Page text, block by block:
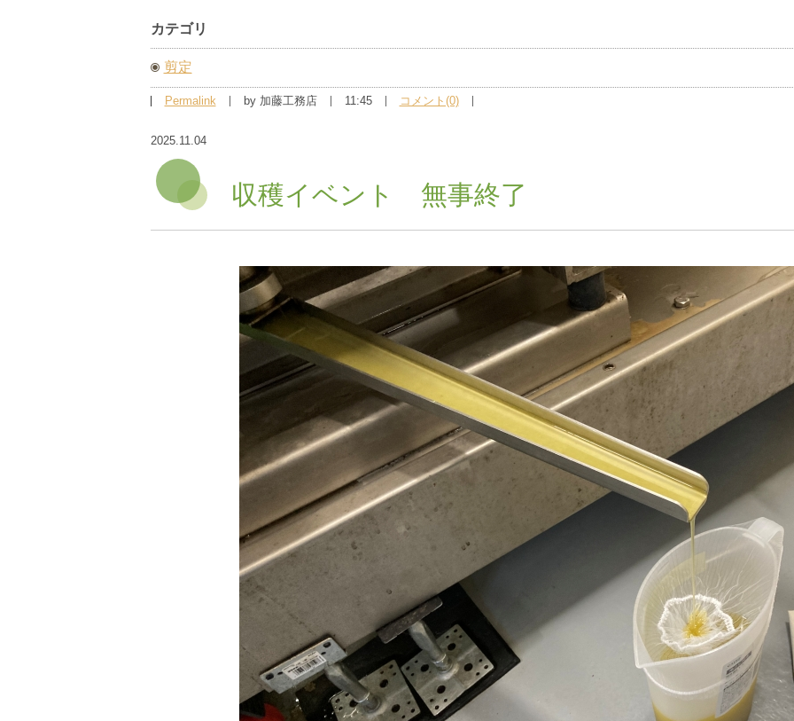
カテゴリ
剪定
Permalink by 加藤工務店 11:45 コメント(0)
2025.11.04
収穫イベント 無事終了